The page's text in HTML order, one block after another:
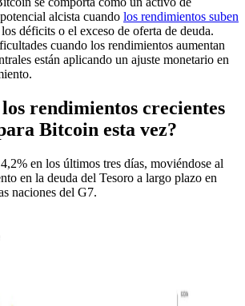
alcista cuando los rendimientos suben
los déficits o el exceso de oferta de deuda.
cuando los rendimientos aumentan
están aplicando un ajuste monetario en
los rendimientos crecientes
Bitcoin esta vez?
en los últimos tres días, moviéndose al
en la deuda del Tesoro a largo plazo en
naciones del G7.